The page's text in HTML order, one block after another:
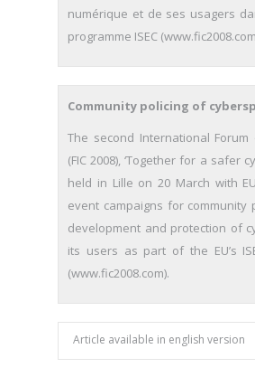
numérique et de ses usagers
programme ISEC
Community policing of
The second International Forum
(FIC 2008), ‘Together for a safer
held in Lille on 20 March with
event campaigns for community
development and protection of
its users as part of the EU’s
(www.fic2008.com).
Article available in english version